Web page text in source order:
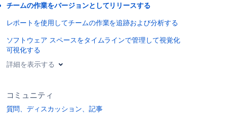
チームの作業をバージョンとしてリリースする
レポートを使用してチームの作業を追跡および分析する
ソフトウェア スペースをタイムラインで管理して視覚化
可視化する
詳細を表示する
コミュニティ
質問、ディスカッション、記事